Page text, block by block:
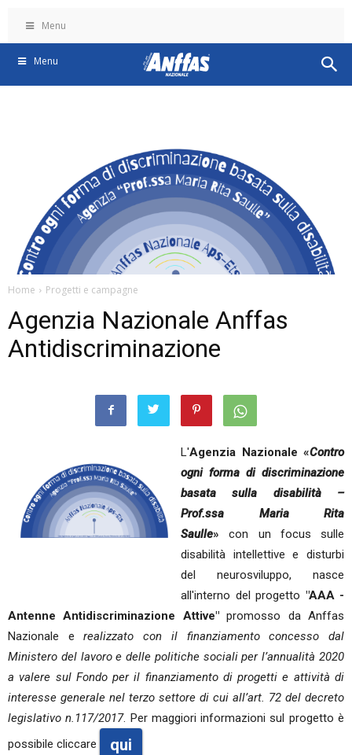
Menu
Menu
Home Progetti e campagne
Agenzia Nazionale Anffas
Antidiscriminazione
L'Agenzia Nazionale «Contro
ogni forma di discriminazione
basata sulla disabilità –
Prof.ssa Maria Rita
Saulle» con un focus sulle
disabilità intellettive e disturbi
del neurosviluppo, nasce
all'interno del progetto "AAA -
Antenne Antidiscriminazione Attive"promosso da Anffas
Nazionale erealizzato con il finanziamento concesso dal
Ministero del lavoro e delle politiche sociali per l’annualità 2020
a valere sul Fondo per il finanziamento di progetti e attività di
interesse generale nel terzo settore di cui all’art. 72 del decreto
legislativo n.117/2017. Per maggiori informazioni sul progetto è
possibile cliccare
qui